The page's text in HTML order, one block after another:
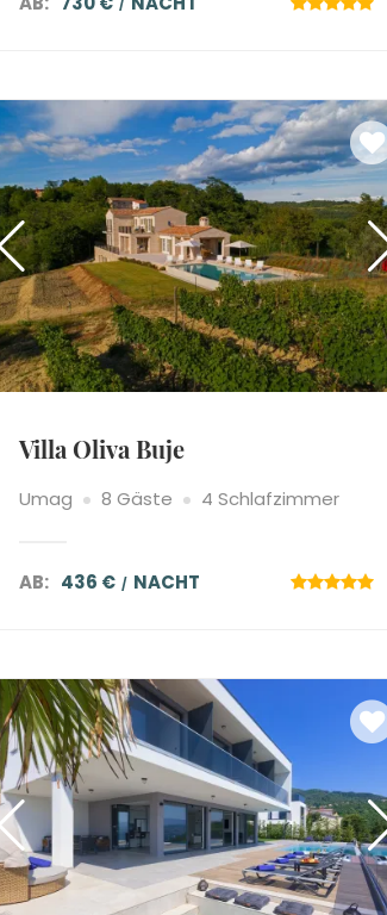
Villa Oliva Buje
Umag 8 Gäste 4 Schlafzimmer
AB: 436 € NACHT